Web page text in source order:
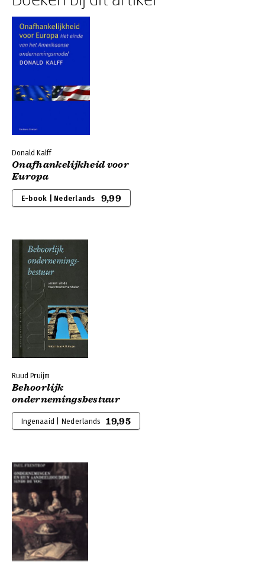
Donald Kalff
Onafhankelijkheid voor
Europa
E-book | Nederlands 9,99
Ruud Pruijm
Behoorlijk
ondernemingsbestuur
Ingenaaid | Nederlands 19,95